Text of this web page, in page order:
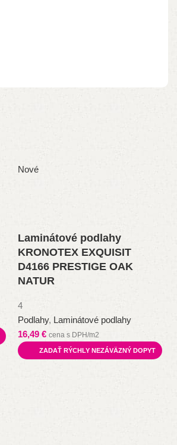
Nové
Laminátové podlahy
KRONOTEX EXQUISIT
D4166 PRESTIGE OAK
NATUR
4
Podlahy, Laminátové podlahy
16,49€ cena s DPH/m2
ZADAŤ RÝCHLY NEZÁVÄZNÝ DOPYT